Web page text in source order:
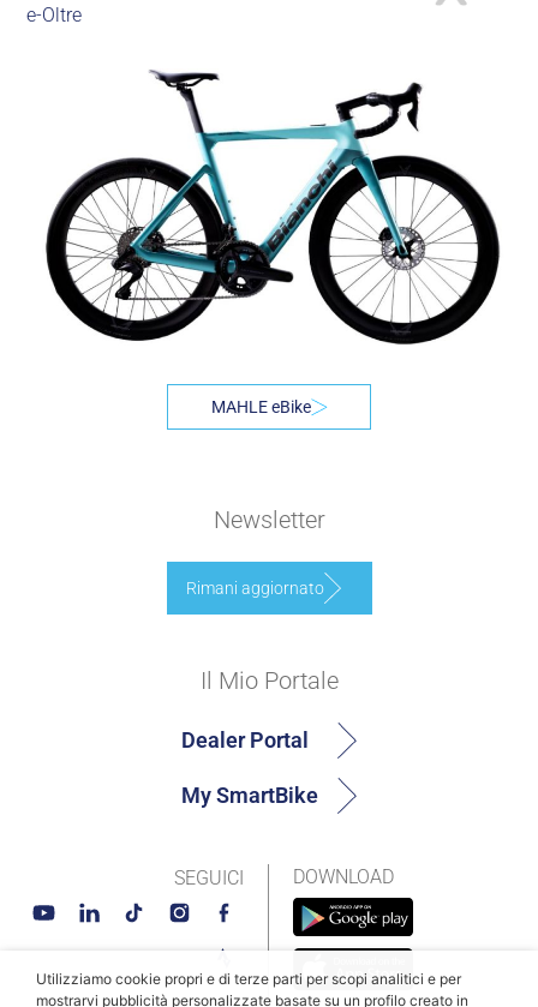
e-Oltre
MAHLE eBike
Newsletter
Rimani aggiornato
DOWNLOAD
Il Mio Portale
Dealer Portal
My SmartBike
SEGUICI
Utilizziamo cookie propri e di terze parti per scopi analitici e per
mostrarvi pubblicità personalizzate basate su un profilo creato in